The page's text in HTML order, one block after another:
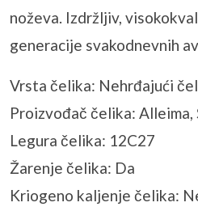
noževa. Izdržljiv,
generacije svakodnevnih
Vrsta čelika: Nehrđajući
Proizvođač čelika: Alleima,
Legura čelika: 12C27
Žarenje čelika: Da
Kriogeno kaljenje čelika: